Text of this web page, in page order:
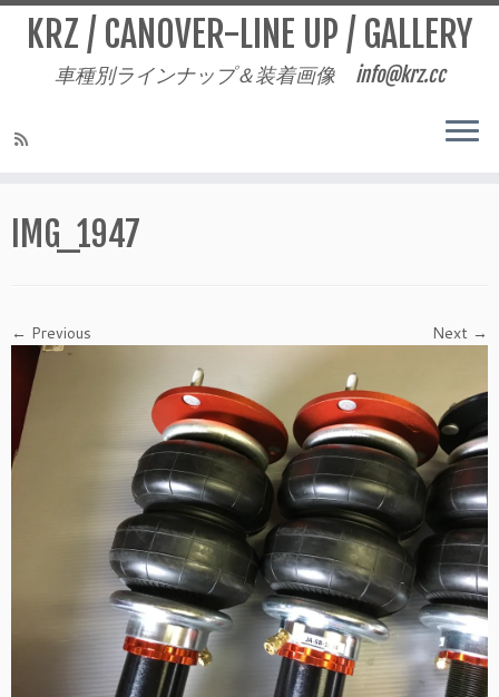
to
content
KRZ / CANOVER-LINE UP / GALLERY
車種別ラインナップ＆装着画像 info@krz.cc
IMG_1947
← Previous Next →